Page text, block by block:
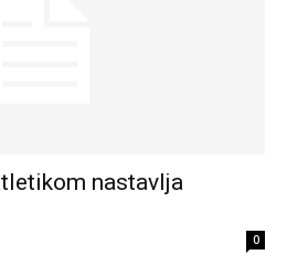
nastavlja
0